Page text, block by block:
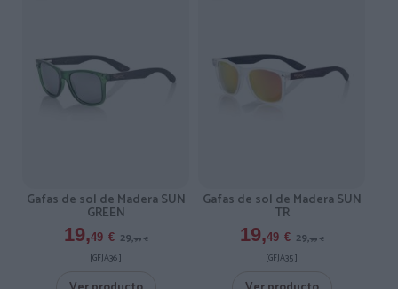
Gafas de sol de Madera SUN
GREEN
19,49 € 29,99 €
[GFJA36 ]
Gafas de sol de Madera SUN
TR
19,49 € 29,99 €
[GFJA35 ]